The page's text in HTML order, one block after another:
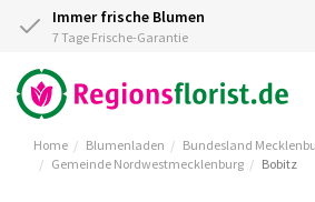
Immer frische Blumen
7 Tage Frische-Garantie
Home Blumenladen
Bundesland
Gemeinde Nordwestmecklenburg
Bobitz